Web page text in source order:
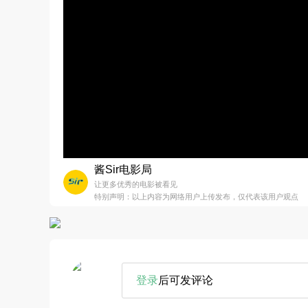
酱Sir电影局
让更多优秀的电影被看见
特别声明：以上内容为网络用户上传发布，仅代表该用户观点
登录后可发评论